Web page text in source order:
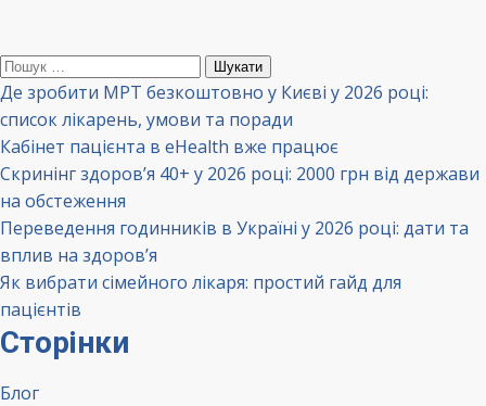
Пошук:
Де зробити МРТ безкоштовно у Києві у 2026 році:
список лікарень, умови та поради
Кабінет пацієнта в eHealth вже працює
Скринінг здоров’я 40+ у 2026 році: 2000 грн від держави
на обстеження
Переведення годинників в Україні у 2026 році: дати та
вплив на здоров’я
Як вибрати сімейного лікаря: простий гайд для
пацієнтів
Сторінки
Блог